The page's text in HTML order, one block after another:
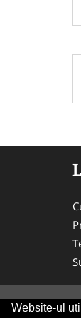
Website-ul